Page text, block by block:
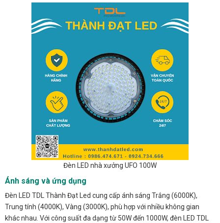
Đèn LED nhà xưởng UFO 100W
Ánh sáng và ứng dụng
Đèn LED TDL Thành Đạt Led cung cấp ánh sáng Trắng (6000K),
Trung tính (4000K), Vàng (3000K), phù hợp với nhiều không gian
khác nhau. Với công suất đa dạng từ 50W đến 1000W, đèn LED TDL